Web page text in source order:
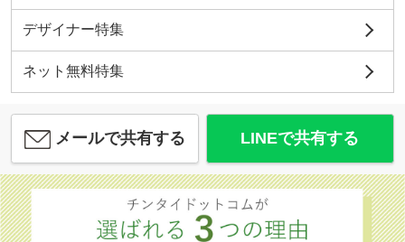
デザイナー特集
ネット無料特集
メールで共有する LINEで共有する